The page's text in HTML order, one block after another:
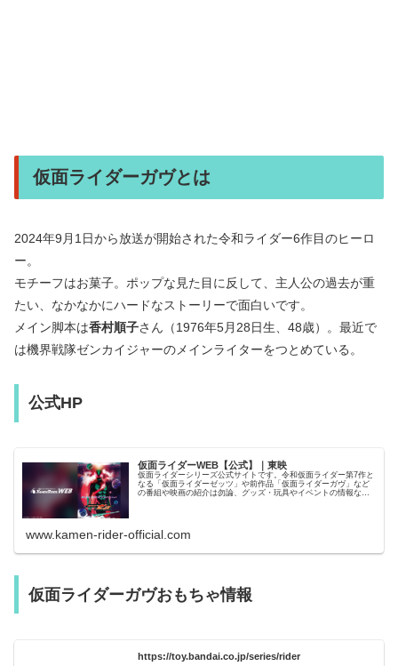
仮面ライダーガヴとは
2024年9月1日から放送が開始された令和ライダー6作目のヒーロ
ー。
モチーフはお菓子。ポップな見た目に反して、主人公の過去が重
たい、なかなかにハードなストーリーで面白いです。
メイン脚本は香村順子さん（1976年5月28日生、48歳）。最近で
は機界戦隊ゼンカイジャーのメインライターをつとめている。
公式HP
仮面ライダーWEB【公式】｜東映
仮面ライダーシリーズ公式サイトです。令和仮面ライダー第7作と
なる「仮面ライダーゼッツ」や前作品「仮面ライダーガヴ」など
の番組や映画の紹介は勿論、グッズ・玩具やイベントの情報な
www.kamen-rider-official.com
仮面ライダーガヴおもちゃ情報
https://toy.bandai.co.jp/series/rider